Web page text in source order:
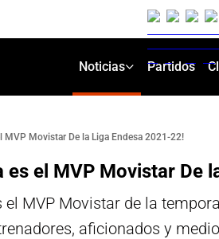
Noticias Partidos
MVP Movistar De la Liga Endesa 2021-22!
es el MVP Movistar De
el MVP Movistar de la
aficionados y